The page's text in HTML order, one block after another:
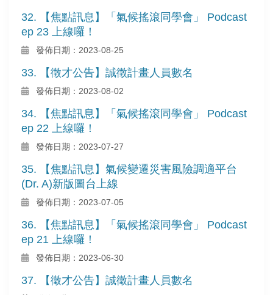
32. 【焦點訊息】「氣候搖滾同學會」 Podcast
ep 23 上線囉！
發佈日期：2023-08-25
33. 【徵才公告】誠徵計畫人員數名
發佈日期：2023-08-02
34. 【焦點訊息】「氣候搖滾同學會」 Podcast
ep 22 上線囉！
發佈日期：2023-07-27
35. 【焦點訊息】氣候變遷災害風險調適平台
(Dr. A)新版圖台上線
發佈日期：2023-07-05
36. 【焦點訊息】「氣候搖滾同學會」 Podcast
ep 21 上線囉！
發佈日期：2023-06-30
37. 【徵才公告】誠徵計畫人員數名